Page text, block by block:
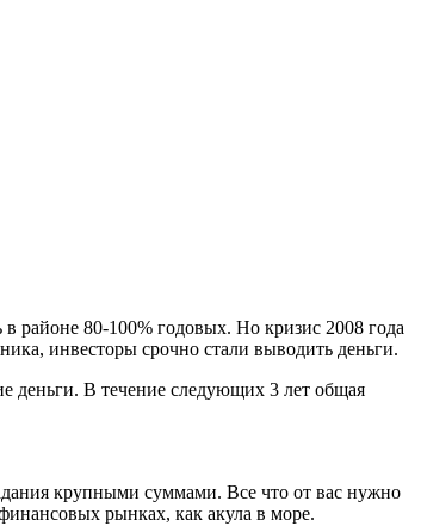
районе 80-100% годовых. Но кризис 2008 года
инвесторы срочно стали выводить деньги.
деньги. В течение следующих 3 лет общая
крупными суммами. Все что от вас нужно
рынках, как акула в море.